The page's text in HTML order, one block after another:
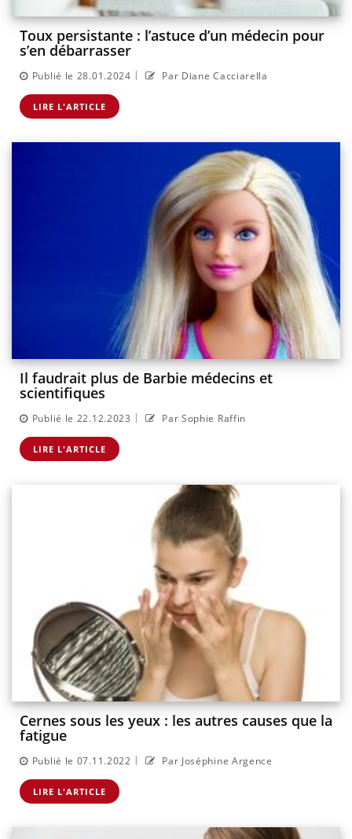
Toux persistante : l’astuce d’un médecin pour
s’en débarrasser
Publié le 28.01.2024 | Par Diane Cacciarella
LIRE L'ARTICLE
Il faudrait plus de Barbie médecins et
scientifiques
Publié le 22.12.2023 | Par Sophie Raffin
LIRE L'ARTICLE
Cernes sous les yeux : les autres causes que la
fatigue
Publié le 07.11.2022 | Par Joséphine Argence
LIRE L'ARTICLE